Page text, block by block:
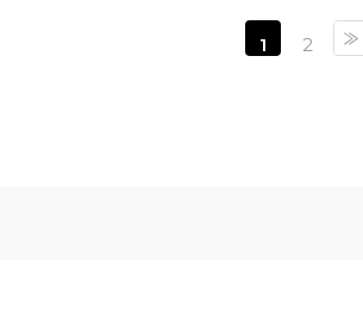
1 2